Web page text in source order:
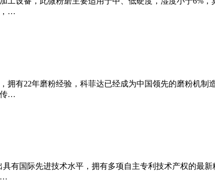
，…
拥有22年磨粉经验，科菲达已经成为中国领先的磨粉机
传…
有国际先进技术水平，拥有多项自主专利技术产权的最
…